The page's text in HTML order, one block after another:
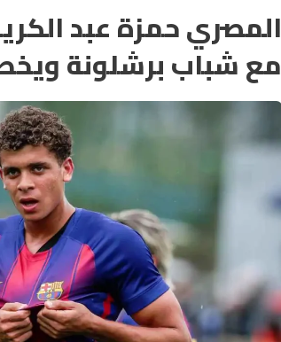
المصري حمزة عبد
مع شباب برشلونة